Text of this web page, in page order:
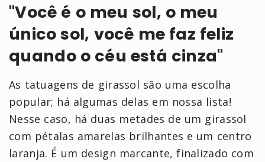
"Você é o meu sol, o meu
único sol, você me faz feliz
quando o céu está cinza"
As tatuagens de girassol são uma escolha
popular; há algumas delas em nossa lista!
Nesse caso, há duas metades de um girassol
com pétalas amarelas brilhantes e um centro
laranja. É um design marcante, finalizado com